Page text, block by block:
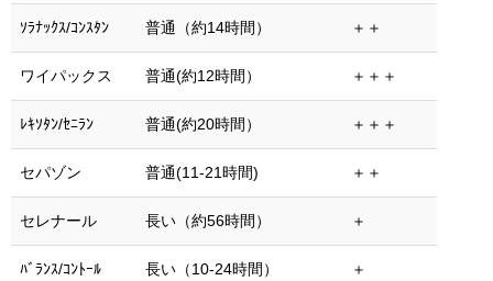
ｿﾗﾅｯｸｽ/ｺﾝｽﾀﾝ 普通（約14時間） ＋＋
ワイパックス 普通(約12時間） ＋＋＋
ﾚｷｿﾀﾝ/ｾﾆﾗﾝ 普通(約20時間） ＋＋＋
セパゾン 普通(11-21時間) ＋＋
セレナール 長い（約56時間） ＋
ﾊﾞﾗﾝｽ/ｺﾝﾄｰﾙ 長い（10-24時間） ＋